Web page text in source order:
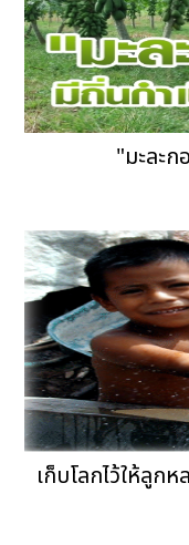
"มะละ
เก็บโลกไว้ให้ลูก